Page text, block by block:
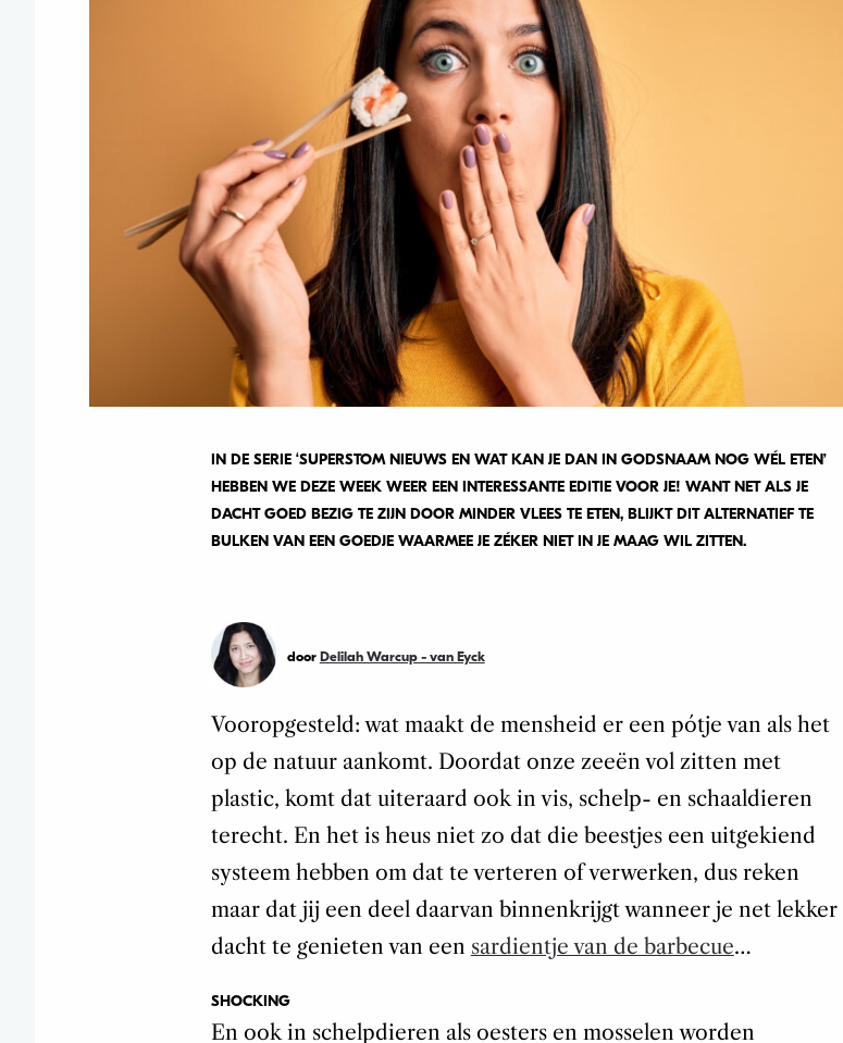
IN DE SERIE ‘SUPERSTOM NIEUWS EN WAT KAN JE DAN IN GODSNAAM NOG WÉL ETEN’
HEBBEN WE DEZE WEEK WEER EEN INTERESSANTE EDITIE VOOR JE! WANT NET ALS JE
DACHT GOED BEZIG TE ZIJN DOOR MINDER VLEES TE ETEN, BLIJKT DIT ALTERNATIEF TE
BULKEN VAN EEN GOEDJE WAARMEE JE ZÉKER NIET IN JE MAAG WIL ZITTEN.
door Delilah Warcup - van Eyck
Vooropgesteld: wat maakt de mensheid er een pótje van als het
op de natuur aankomt. Doordat onze zeeën vol zitten met
plastic, komt dat uiteraard ook in vis, schelp- en schaaldieren
terecht. En het is heus niet zo dat die beestjes een uitgekiend
systeem hebben om dat te verteren of verwerken, dus reken
maar dat jij een deel daarvan binnenkrijgt wanneer je net lekker
dacht te genieten van een sardientje van de barbecue…
SHOCKING
En ook in schelpdieren als oesters en mosselen worden